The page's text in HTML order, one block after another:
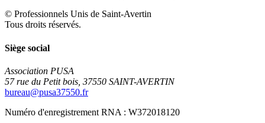
© Professionnels Unis de Saint-Avertin
Tous droits réservés.
Siège social
Association PUSA
57 rue du Petit bois, 37550 SAINT-AVERTIN
bureau@pusa37550.fr
Numéro d'enregistrement RNA : W372018120